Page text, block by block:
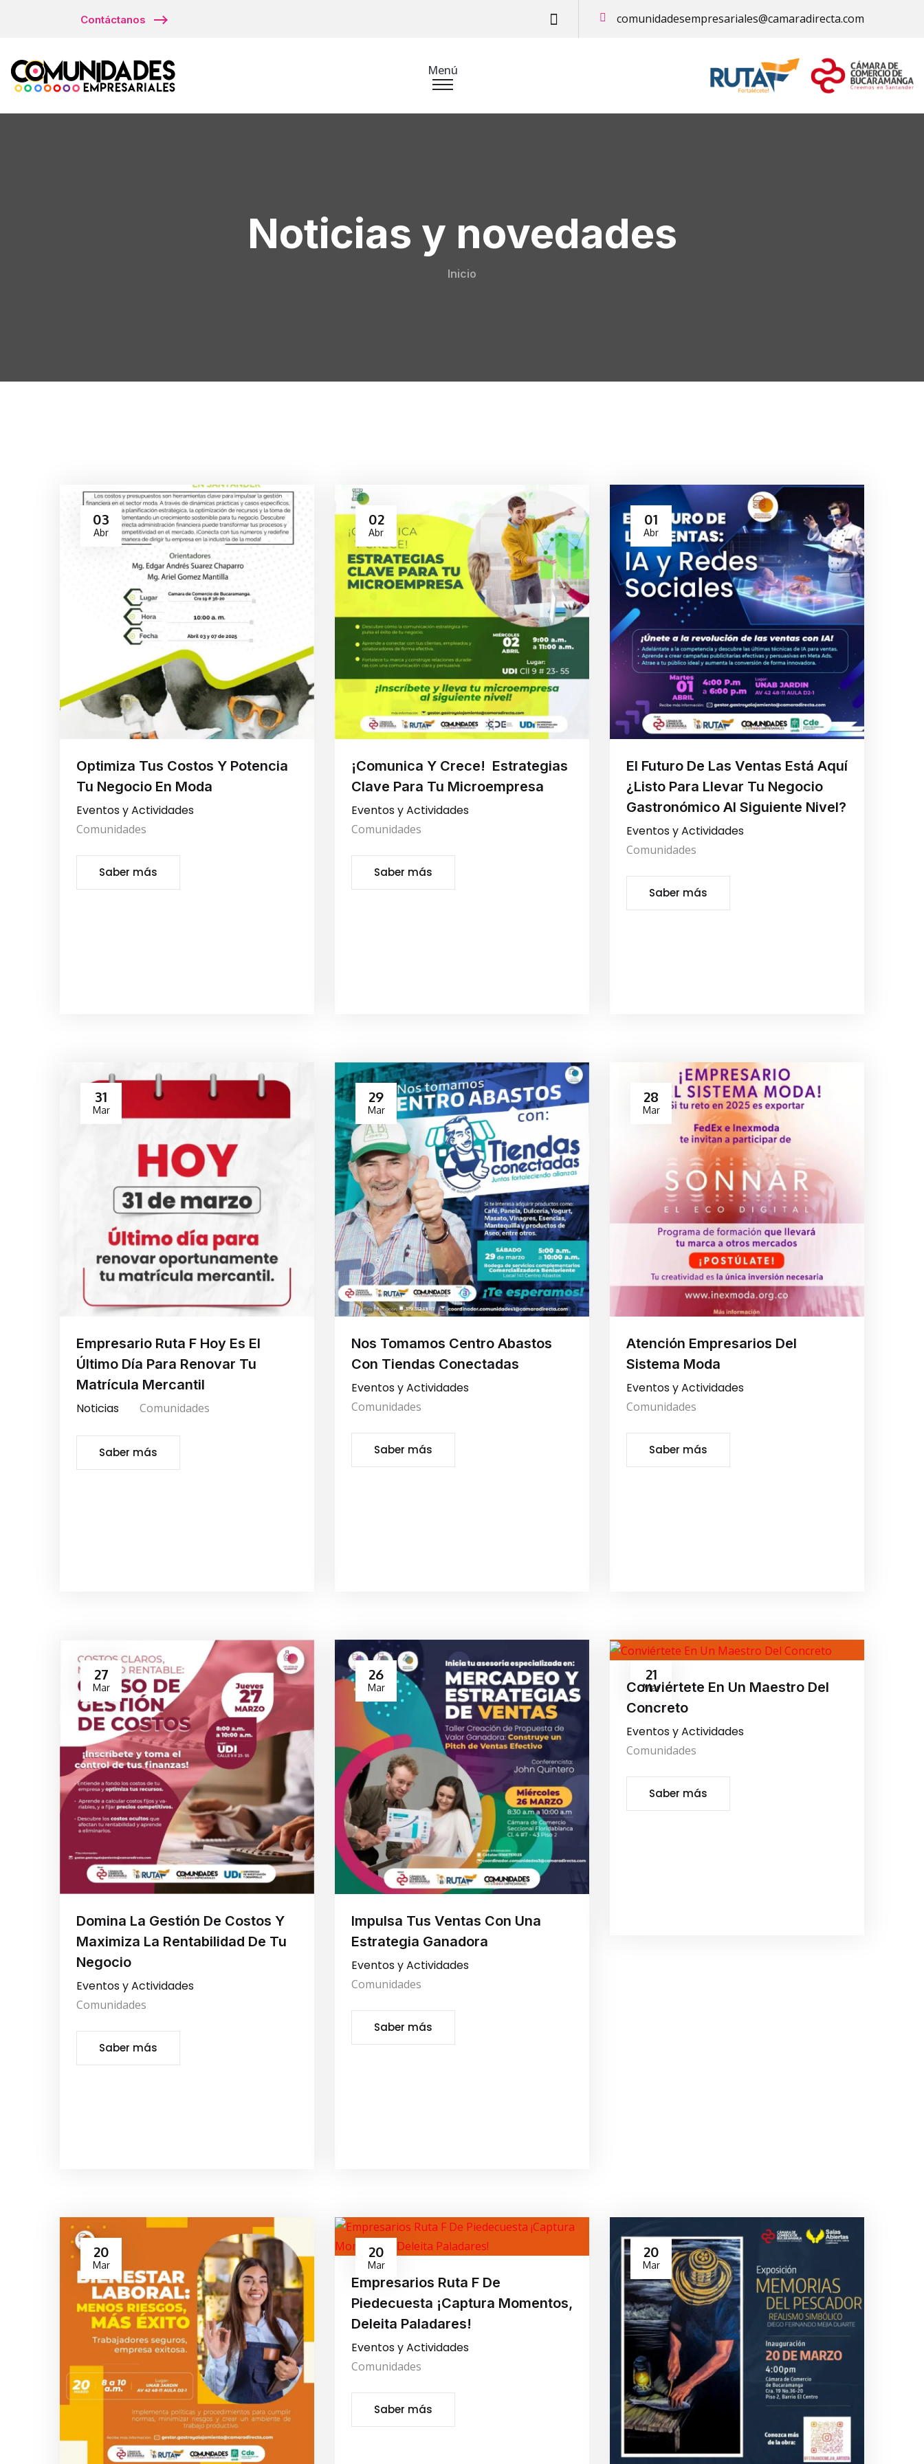
Contáctanos comunidadesempresariales@camaradirecta.com
Menú
Noticias y novedades
Inicio
03
Abr
Optimiza Tus Costos Y Potencia
Tu Negocio En Moda
Eventos y Actividades
Comunidades
Saber más
02
Abr
¡Comunica Y Crece! Estrategias
Clave Para Tu Microempresa
Eventos y Actividades
Comunidades
Saber más
01
Abr
El Futuro De Las Ventas Está Aquí
¿Listo Para Llevar Tu Negocio
Gastronómico Al Siguiente Nivel?
Eventos y Actividades
Comunidades
Saber más
31
Mar
Empresario Ruta F Hoy Es El
Último Día Para Renovar Tu
Matrícula Mercantil
Noticias Comunidades
Saber más
29
Mar
Nos Tomamos Centro Abastos
Con Tiendas Conectadas
Eventos y Actividades
Comunidades
Saber más
28
Mar
Atención Empresarios Del
Sistema Moda
Eventos y Actividades
Comunidades
Saber más
27
Mar
Domina La Gestión De Costos Y
Maximiza La Rentabilidad De Tu
Negocio
Eventos y Actividades
Comunidades
Saber más
26
Mar
Impulsa Tus Ventas Con Una
Estrategia Ganadora
Eventos y Actividades
Comunidades
Saber más
21
Mar
Conviértete En Un Maestro Del
Concreto
Eventos y Actividades
Comunidades
Saber más
20
Mar
20
Mar
Empresarios Ruta F De
Piedecuesta ¡Captura Momentos,
Deleita Paladares!
Eventos y Actividades
Comunidades
Saber más
20
Mar